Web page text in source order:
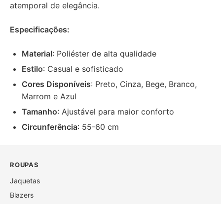
atemporal de elegância.
Especificações:
Material: Poliéster de alta qualidade
Estilo: Casual e sofisticado
Cores Disponíveis: Preto, Cinza, Bege, Branco,
Marrom e Azul
Tamanho: Ajustável para maior conforto
Circunferência: 55-60 cm
ROUPAS
Jaquetas
Blazers